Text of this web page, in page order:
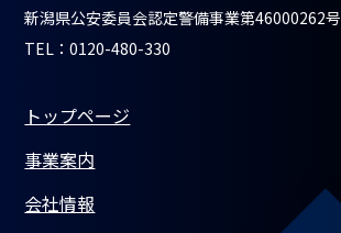
新潟県公安委員会認定警備事業第46000262号
TEL：0120-480-330
トップページ
事業案内
会社情報